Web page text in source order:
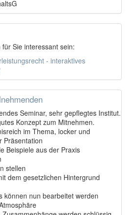
Sie interessant sein:
- interaktives
Seminar, sehr gepflegtes Institut.
Konzept zum Mitnehmen.
im Thema, locker und
Präsentation
Beispiele aus der Praxis
stellen
dem gesetzlichen Hintergrund
können nun bearbeitet werden